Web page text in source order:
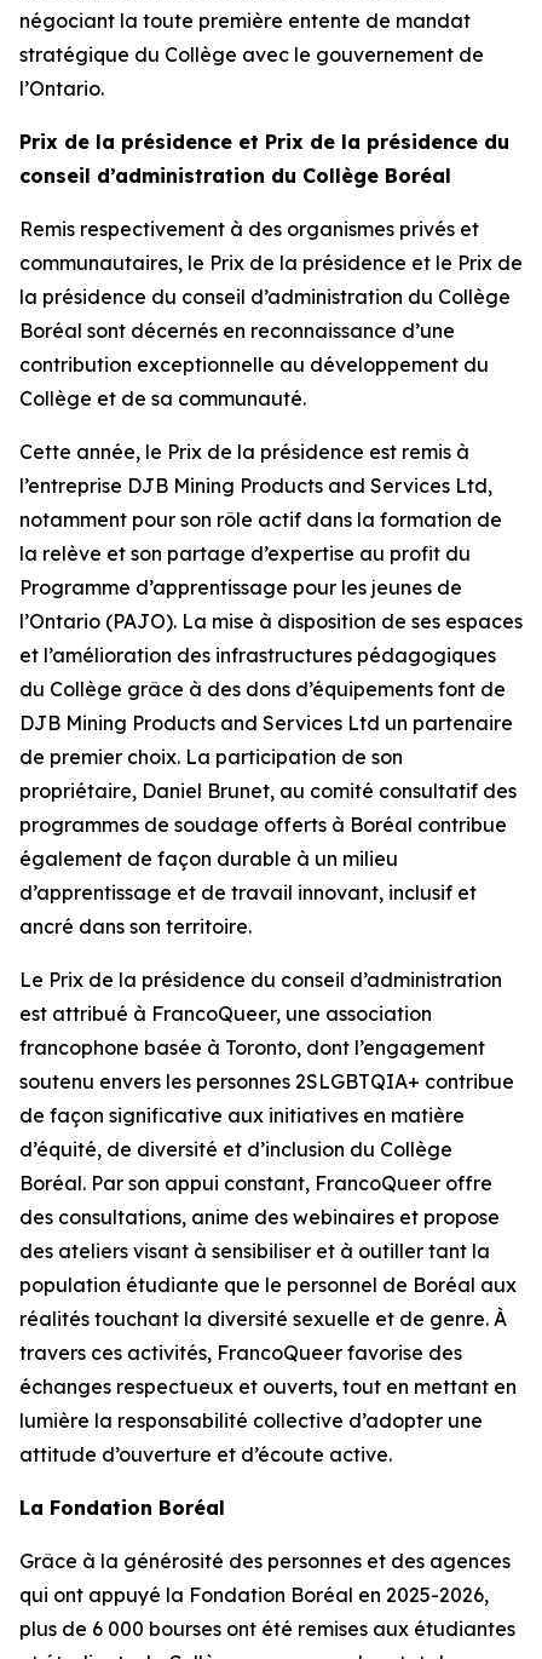
négociant la toute première entente de mandat
stratégique du Collège avec le gouvernement de
l’Ontario.
Prix de la présidence et Prix de la présidence du
conseil d’administration du Collège Boréal
Remis respectivement à des organismes privés et
communautaires, le Prix de la présidence et le Prix de
la présidence du conseil d’administration du Collège
Boréal sont décernés en reconnaissance d’une
contribution exceptionnelle au développement du
Collège et de sa communauté.
Cette année, le Prix de la présidence est remis à
l’entreprise DJB Mining Products and Services Ltd,
notamment pour son rôle actif dans la formation de
la relève et son partage d’expertise au profit du
Programme d’apprentissage pour les jeunes de
l’Ontario (PAJO). La mise à disposition de ses espaces
et l’amélioration des infrastructures pédagogiques
du Collège grâce à des dons d’équipements font de
DJB Mining Products and Services Ltd un partenaire
de premier choix. La participation de son
propriétaire, Daniel Brunet, au comité consultatif des
programmes de soudage offerts à Boréal contribue
également de façon durable à un milieu
d’apprentissage et de travail innovant, inclusif et
ancré dans son territoire.
Le Prix de la présidence du conseil d’administration
est attribué à FrancoQueer, une association
francophone basée à Toronto, dont l’engagement
soutenu envers les personnes 2SLGBTQIA+ contribue
de façon significative aux initiatives en matière
d’équité, de diversité et d’inclusion du Collège
Boréal. Par son appui constant, FrancoQueer offre
des consultations, anime des webinaires et propose
des ateliers visant à sensibiliser et à outiller tant la
population étudiante que le personnel de Boréal aux
réalités touchant la diversité sexuelle et de genre. À
travers ces activités, FrancoQueer favorise des
échanges respectueux et ouverts, tout en mettant en
lumière la responsabilité collective d’adopter une
attitude d’ouverture et d’écoute active.
La Fondation Boréal
Grâce à la générosité des personnes et des agences
qui ont appuyé la Fondation Boréal en 2025-2026,
plus de 6 000 bourses ont été remises aux étudiantes